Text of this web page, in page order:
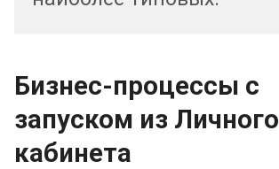
Бизнес-процессы с
запуском из Личного
кабинета